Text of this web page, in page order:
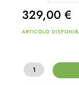
329,00 €
ARTICOLO